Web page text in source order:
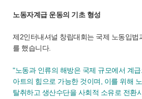
노동자계급 운동의 기초 형성
제2인터내셔널 창립대회는 국제 노동입법
를 했습니다.
"노동과 인류의 해방은 국제 규모에서 계
아트의 힘으로 가능한 것이며, 이를 위해
탈취하고 생산수단을 사회적 소유로 전환